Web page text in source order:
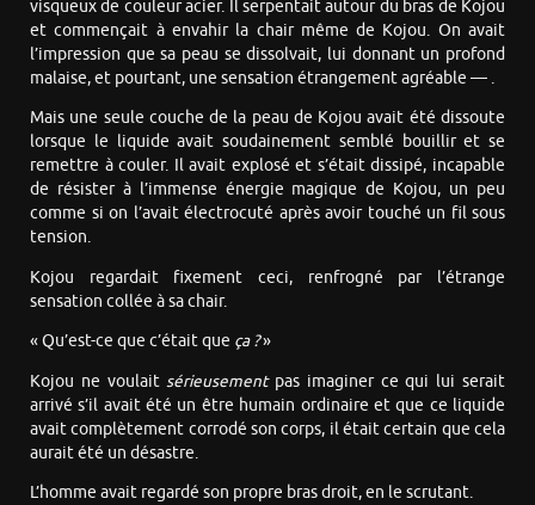
visqueux de couleur acier. Il serpentait autour du bras de Kojou
et commençait à envahir la chair même de Kojou. On avait
l’impression que sa peau se dissolvait, lui donnant un profond
malaise, et pourtant, une sensation étrangement agréable — .
Mais une seule couche de la peau de Kojou avait été dissoute
lorsque le liquide avait soudainement semblé bouillir et se
remettre à couler. Il avait explosé et s’était dissipé, incapable
de résister à l’immense énergie magique de Kojou, un peu
comme si on l’avait électrocuté après avoir touché un fil sous
tension.
Kojou regardait fixement ceci, renfrogné par l’étrange
sensation collée à sa chair.
« Qu’est-ce que c’était que ça ?»
Kojou ne voulaitsérieusement pas imaginer ce qui lui serait
arrivé s’il avait été un être humain ordinaire et que ce liquide
avait complètement corrodé son corps, il était certain que cela
aurait été un désastre.
L’homme avait regardé son propre bras droit, en le scrutant.